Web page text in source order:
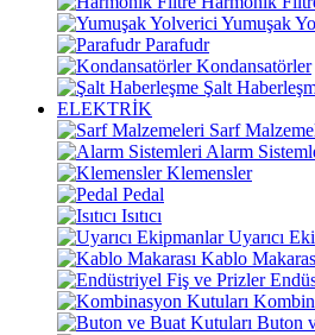
Yumuşak
Parafudr
Kondansatörler
Şalt
ELEKTRİK
Sarf
Alarm
Klemensler
Pedal
Isıtıcı
Uyarıcı
Kablo
Buton